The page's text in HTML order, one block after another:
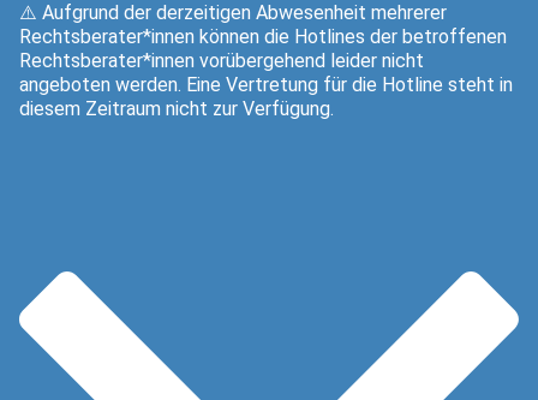
⚠️ Aufgrund der derzeitigen Abwesenheit mehrerer
Rechtsberater*innen können die Hotlines der betroffenen
Rechtsberater*innen vorübergehend leider nicht
angeboten werden. Eine Vertretung für die Hotline steht in
diesem Zeitraum nicht zur Verfügung.